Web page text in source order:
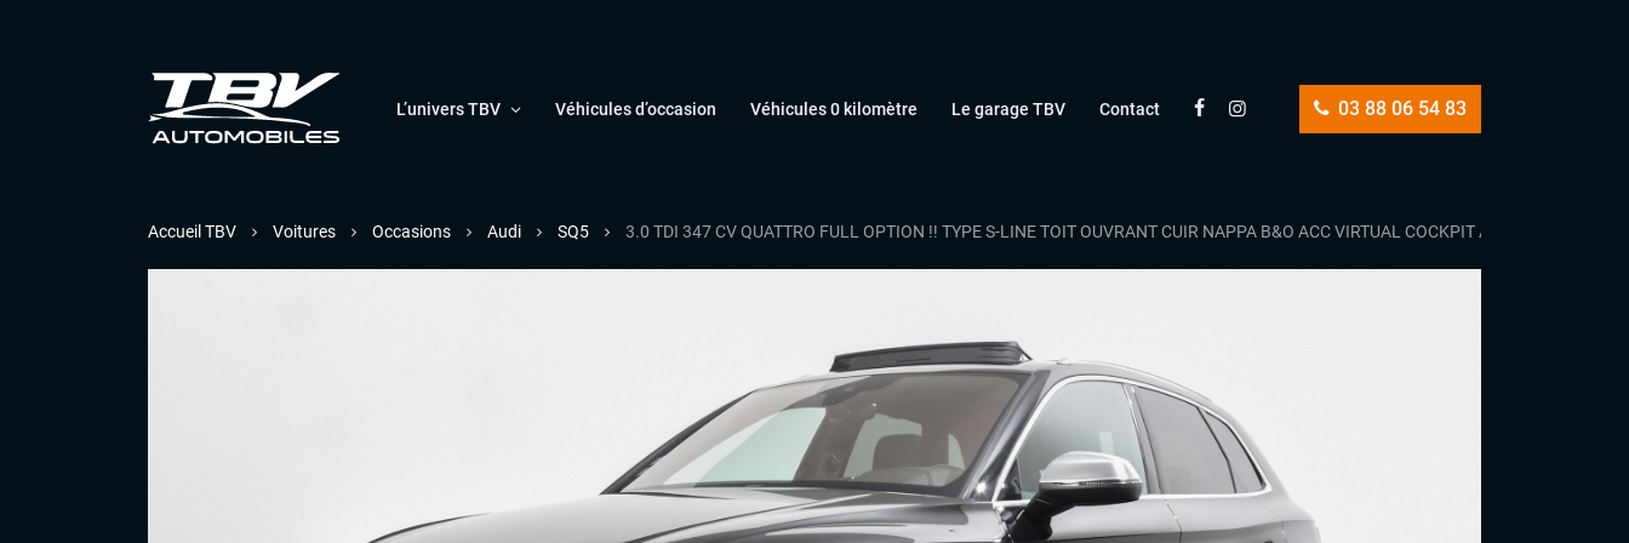
03 88 06 54 83
L’univers TBV Véhicules d’occasion Véhicules 0 kilomètre Le garage TBV Contact
Accueil TBV Voitures Occasions Audi SQ5 3.0 TDI 347 CV QUATTRO FULL OPTION !! TYPE S-LINE TOIT OUVRANT CUIR NAPPA B&O ACC VIRTUAL COCKPIT APPLE CARPLAY